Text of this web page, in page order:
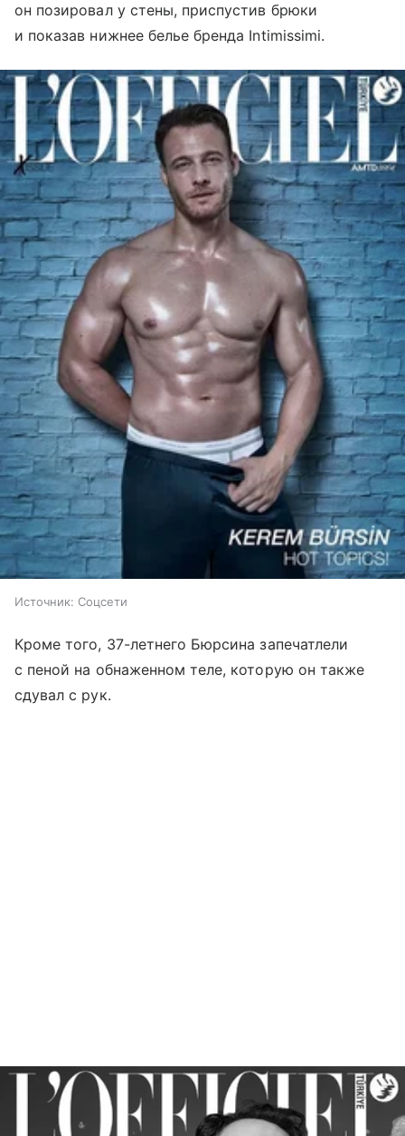
он позировал у стены, приспустив брюки
и показав нижнее белье бренда Intimissimi.
Источник: Соцсети
Кроме того, 37-летнего Бюрсина запечатлели
с пеной на обнаженном теле, которую он также
сдувал с рук.